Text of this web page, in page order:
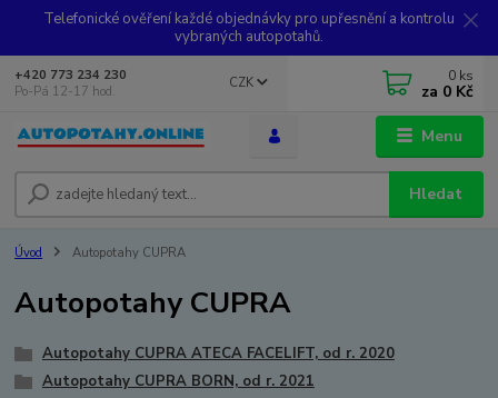
Telefonické ověření každé objednávky pro upřesnění a kontrolu
vybraných autopotahů.
Menu
CZK
Hledat
+420 773 234 230
Po-Pá 12-17 hod.
0 ks
za 0 Kč
Úvod Autopotahy CUPRA
Autopotahy CUPRA
Autopotahy CUPRA ATECA FACELIFT, od r. 2020
Autopotahy CUPRA BORN, od r. 2021